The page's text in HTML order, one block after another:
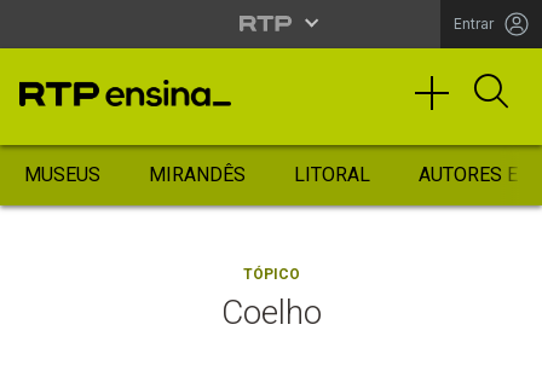
Entrar
MUSEUS MIRANDÊS LITORAL AUTORES
TÓPICO
Coelho